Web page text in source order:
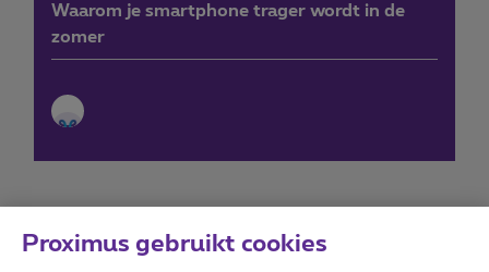
Waarom je smartphone trager wordt in de
zomer
Proximus gebruikt cookies